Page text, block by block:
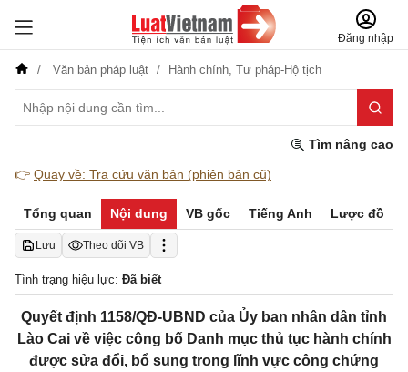
Đăng nhập
Văn bản pháp luật Hành chính, Tư pháp-Hộ tịch
Tìm nâng cao
👉 Quay về: Tra cứu văn bản (phiên bản cũ)
Tổng quan Nội dung VB gốc Tiếng Anh Lược đồ
Lưu Theo dõi VB
Tình trạng hiệu lực: Đã biết
Quyết định 1158/QĐ-UBND của Ủy ban nhân dân tỉnh
Lào Cai về việc công bố Danh mục thủ tục hành chính
được sửa đổi, bổ sung trong lĩnh vực công chứng